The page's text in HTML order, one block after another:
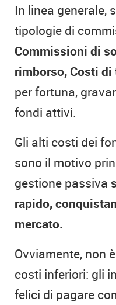
In linea generale,
tipologie di
Commissioni di
rimborso, Costi
per fortuna,
fondi attivi.
Gli alti costi dei
sono il motivo
gestione passiva
rapido,
mercato.
Ovviamente, non
costi inferiori: gli
felici di pagare